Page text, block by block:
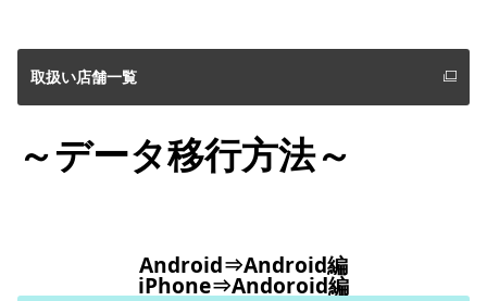
取扱い店舗一覧
～データ移行方法～
Android⇒Android編
iPhone⇒Andoroid編